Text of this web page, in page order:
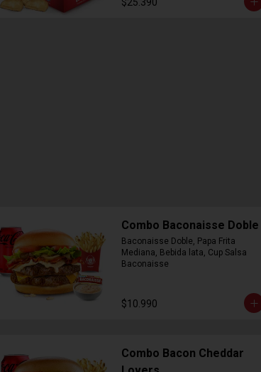
Combo Baconaisse Doble
Baconaisse Doble, Papa Frita
Mediana, Bebida lata, Cup Salsa
Baconaisse
$10.990
Combo Bacon Cheddar